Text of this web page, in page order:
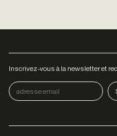
Inscrivez-vous à la newsletter et